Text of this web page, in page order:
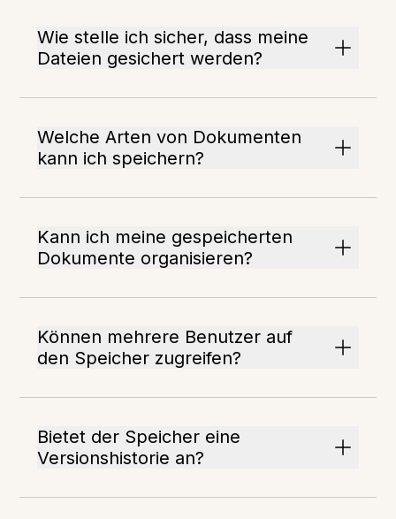
Wie stelle ich sicher, dass meine
Dateien gesichert werden?
Welche Arten von Dokumenten
kann ich speichern?
Kann ich meine gespeicherten
Dokumente organisieren?
Können mehrere Benutzer auf
den Speicher zugreifen?
Bietet der Speicher eine
Versionshistorie an?